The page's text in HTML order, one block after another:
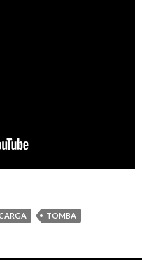
TOMBA